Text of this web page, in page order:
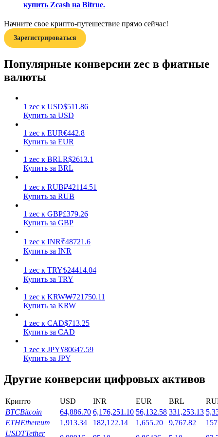
Заработок
Силовая свинья
Получайте конкурентные награды ежедневно
Высокая прибыль и мгновенный доступ
Launchpool
Гибкая ставка для заработка популярных токенов
купить Zcash на Bitrue.
Начните свое крипто-путешествие прямо сейчас!
Зарегистрироваться
Популярные конверсии zec в фиатные
валюты
1 zec к USD$511.86
Купить за USD
1 zec к EUR€442.8
Купить за EUR
1 zec к BRLR$2613.1
Купить за BRL
1 zec к RUB₽42114.51
Купить за RUB
1 zec к GBP£379.26
Купить за GBP
1 zec к INR₹48721.6
Купить за INR
1 zec к TRY₺24414.04
Купить за TRY
1 zec к KRW₩721750.11
Купить за KRW
1 zec к CAD$713.25
Купить за CAD
1 zec к JPY¥80647.59
Купить за JPY
Другие конверсии цифровых активов
Крипто USD INR EUR BRL
BTCBitcoin 64,886.70 6,176,251.10 56,132.58 331,253.13
ETHEthereum 1,913.34 182,122.14 1,655.20 9,767.82
USDTTether